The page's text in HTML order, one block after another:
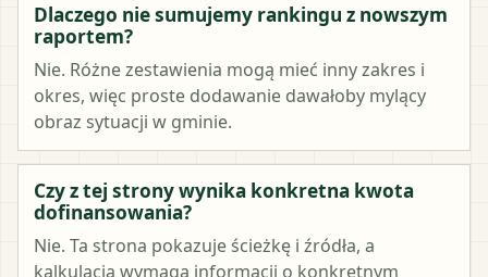
Dlaczego nie sumujemy rankingu z nowszym
raportem?
Nie. Różne zestawienia mogą mieć inny zakres i
okres, więc proste dodawanie dawałoby mylący
obraz sytuacji w gminie.
Czy z tej strony wynika konkretna kwota
dofinansowania?
Nie. Ta strona pokazuje ścieżkę i źródła, a
kalkulacja wymaga informacji o konkretnym